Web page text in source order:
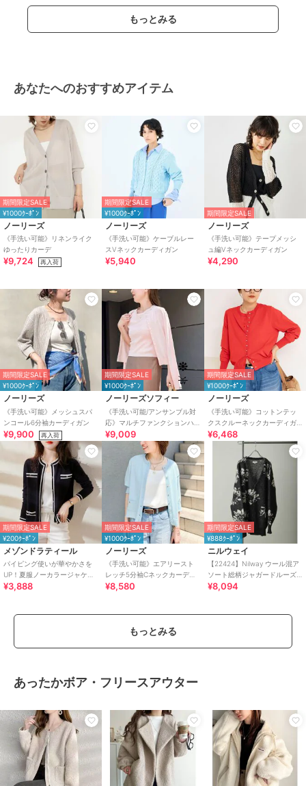
もっとみる
あなたへのおすすめアイテム
期間限定SALE
¥1000ｸｰﾎﾟﾝ
ノーリーズ
《手洗い可能》リネンライク
ゆったりカーデ
¥9,724 再入荷
期間限定SALE
¥1000ｸｰﾎﾟﾝ
ノーリーズ
《手洗い可能》ケーブルレー
スVネックカーディガン
¥5,940
期間限定SALE
ノーリーズ
《手洗い可能》テープメッシ
ュ編Vネックカーディガン
¥4,290
期間限定SALE
¥1000ｸｰﾎﾟﾝ
ノーリーズ
《手洗い可能》メッシュスパ
ンコール6分袖カーディガン
¥9,900 再入荷
期間限定SALE
¥1000ｸｰﾎﾟﾝ
ノーリーズソフィー
《手洗い可能/アンサンブル対
応》マルチファンクションハ
イゲージクルーネックカーデ
¥9,009
期間限定SALE
¥1000ｸｰﾎﾟﾝ
ノーリーズ
《手洗い可能》コットンテッ
クスクルーネックカーディガ
ン
¥6,468
期間限定SALE
¥200ｸｰﾎﾟﾝ
メゾンドラティール
パイピング使いが華やかさを
UP！夏服ノーカラージャケッ
ト風UVカットカーデ
¥3,888
期間限定SALE
¥1000ｸｰﾎﾟﾝ
ノーリーズ
《手洗い可能》エアリースト
レッチ5分袖Cネックカーディ
ガン
¥8,580
期間限定SALE
¥888ｸｰﾎﾟﾝ
ニルウェイ
【22424】Nilway ウール混ア
ソート総柄ジャガードルーズ
カーディガン
¥8,094
もっとみる
あったかボア・フリースアウター